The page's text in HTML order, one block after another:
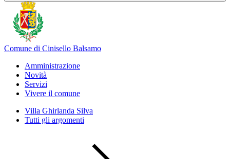
Comune di Cinisello Balsamo
Amministrazione
Novità
Servizi
Vivere il comune
Villa Ghirlanda Silva
Tutti gli argomenti